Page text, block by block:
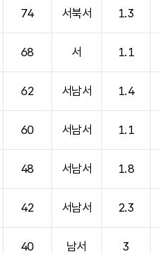
74 서북서 1.3
68 서 1.1
62 서남서 1.4
60 서남서 1.1
48 서남서 1.8
42 서남서 2.3
40 남서 3